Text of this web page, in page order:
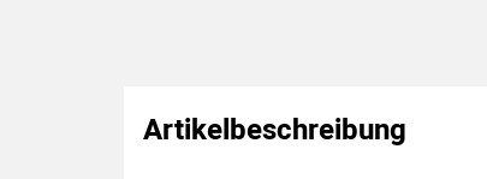
Artikelbeschreibung